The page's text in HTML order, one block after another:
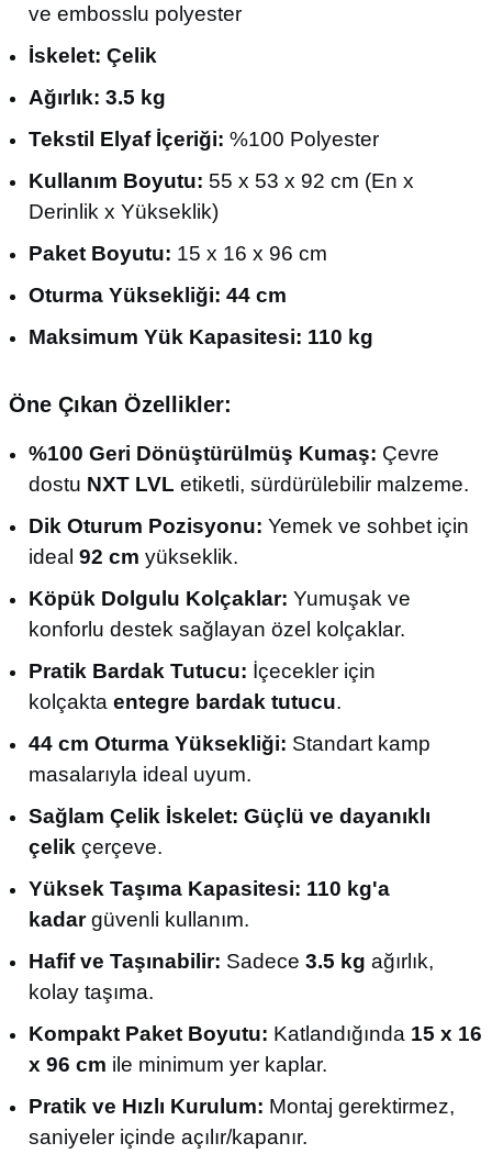
ve embosslu polyester
İskelet: Çelik
Ağırlık: 3.5 kg
Tekstil Elyaf İçeriği: %100 Polyester
Kullanım Boyutu: 55 x 53 x 92 cm (En x
Derinlik x Yükseklik)
Paket Boyutu: 15 x 16 x 96 cm
Oturma Yüksekliği: 44 cm
Maksimum Yük Kapasitesi: 110 kg
Öne Çıkan Özellikler:
%100 Geri Dönüştürülmüş Kumaş: Çevre
dostu NXT LVL etiketli, sürdürülebilir malzeme.
Dik Oturum Pozisyonu: Yemek ve sohbet için
ideal 92 cm yükseklik.
Köpük Dolgulu Kolçaklar: Yumuşak ve
konforlu destek sağlayan özel kolçaklar.
Pratik Bardak Tutucu: İçecekler için
kolçakta entegre bardak tutucu.
44 cm Oturma Yüksekliği: Standart kamp
masalarıyla ideal uyum.
Sağlam Çelik İskelet: Güçlü ve dayanıklı
çelik çerçeve.
Yüksek Taşıma Kapasitesi: 110 kg'a
kadargüvenli kullanım.
Hafif ve Taşınabilir: Sadece 3.5 kg ağırlık,
kolay taşıma.
Kompakt Paket Boyutu: Katlandığında 15 x 16
x 96 cm ile minimum yer kaplar.
Pratik ve Hızlı Kurulum: Montaj gerektirmez,
saniyeler içinde açılır/kapanır.